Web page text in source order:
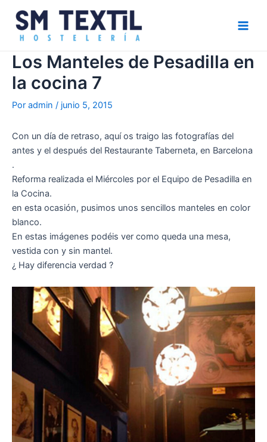
contenido
Los Manteles de Pesadilla en
la cocina 7
Por admin / junio 5, 2015
Con un día de retraso, aquí os traigo las fotografías del
antes y el después del Restaurante Taberneta, en Barcelona
.
Reforma realizada el Miércoles por el Equipo de Pesadilla en
la Cocina.
en esta ocasión, pusimos unos sencillos manteles en color
blanco.
En estas imágenes podéis ver como queda una mesa,
vestida con y sin mantel.
¿ Hay diferencia verdad ?
de
entradas